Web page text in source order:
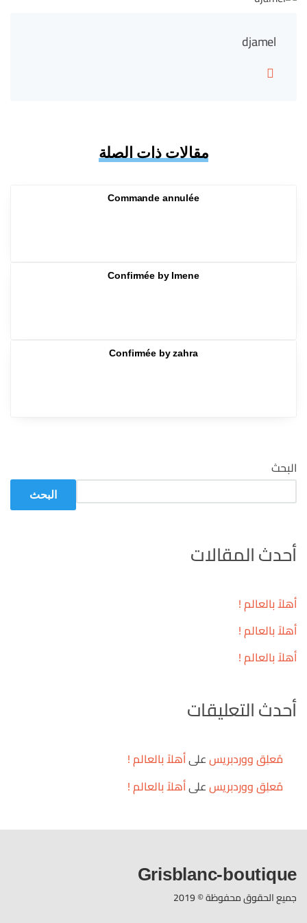
djamel
مقالات ذات الصلة
Commande annulée
Confirmée by Imene
Confirmée by zahra
البحث
البحث
أحدث المقالات
أهلاً بالعالم !
أهلاً بالعالم !
أهلاً بالعالم !
أحدث التعليقات
مُعلِق ووردبريسعلىأهلاً بالعالم !
مُعلِق ووردبريسعلىأهلاً بالعالم !
Grisblanc-boutique
جميع الحقوق محفوظة © 2019